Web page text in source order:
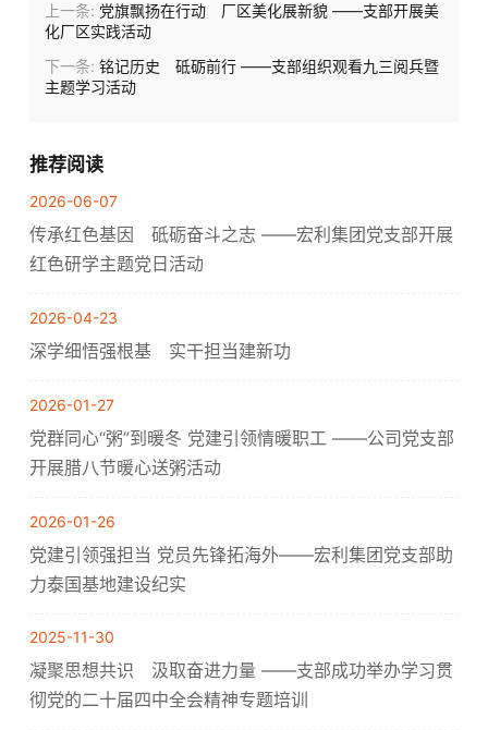
上一条: 党旗飘扬在行动 厂区美化展新貌 ——支部开展美
化厂区实践活动
下一条:铭记历史 砥砺前行 ——支部组织观看九三阅兵暨
主题学习活动
推荐阅读
2026-06-07
传承红色基因 砥砺奋斗之志 ——宏利集团党支部开展
红色研学主题党日活动
2026-04-23
深学细悟强根基 实干担当建新功
2026-01-27
党群同心“粥”到暖冬 党建引领情暖职工 ——公司党支部
开展腊八节暖心送粥活动
2026-01-26
党建引领强担当 党员先锋拓海外——宏利集团党支部助
力泰国基地建设纪实
2025-11-30
凝聚思想共识 汲取奋进力量 ——支部成功举办学习贯
彻党的二十届四中全会精神专题培训